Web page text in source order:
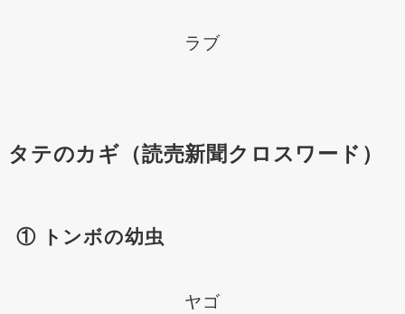
ラブ
タテのカギ（読売新聞クロスワード）
① トンボの幼虫
ヤゴ